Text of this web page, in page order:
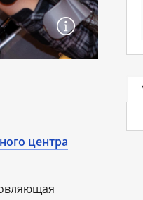
центра